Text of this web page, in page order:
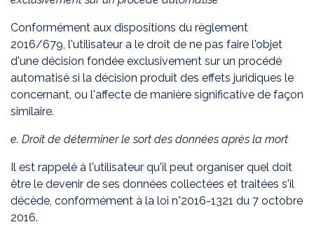
Conformément aux dispositions du règlement
2016/679, l'utilisateur a le droit de ne pas faire l'objet
d'une décision fondée exclusivement sur un procédé
automatisé si la décision produit des effets juridiques le
concernant, ou l'affecte de manière significative de façon
similaire.
e. Droit de déterminer le sort des données après la mort​
Il est rappelé à l'utilisateur qu'il peut organiser quel doit
être le devenir de ses données collectées et traitées s'il
décède, conformément à la loi n°2016-1321 du 7 octobre
2016.